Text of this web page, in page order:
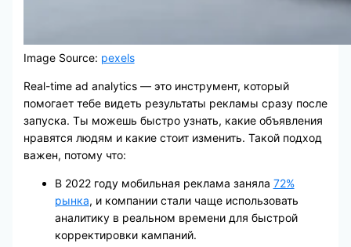
Image Source: pexels
Real-time ad analytics — это инструмент, который
помогает тебе видеть результаты рекламы сразу после
запуска. Ты можешь быстро узнать, какие объявления
нравятся людям и какие стоит изменить. Такой подход
важен, потому что:
В 2022 году мобильная реклама заняла 72%
рынка, и компании стали чаще использовать
аналитику в реальном времени для быстрой
корректировки кампаний.